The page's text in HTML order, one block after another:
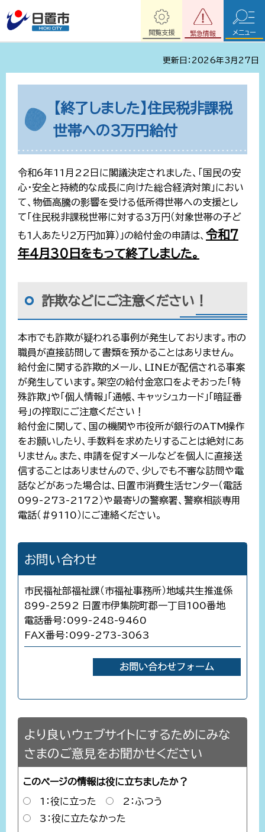
緊急情報
閲覧支援 メニュー
更新日：2026年3月27日
【終了しました】住民税非課税
世帯への3万円給付
令和6年11月22日に閣議決定されました、「国民の安
心・安全と持続的な成長に向けた総合経済対策」におい
て、物価高騰の影響を受ける低所得世帯への支援とし
て「住民税非課税世帯に対する3万円（対象世帯の子ど
も1人あたり2万円加算）」の給付金の申請は、 令和7
年4月30日をもって終了しました。
詐欺などにご注意ください！
本市でも詐欺が疑われる事例が発生しております。市の
職員が直接訪問して書類を預かることはありません。
給付金に関する詐欺的メール、LINEが配信される事案
が発生しています。架空の給付金窓口をよそおった「特
殊詐欺」や「個人情報」「通帳、キャッシュカード」「暗証番
号」の搾取にご注意ください！
給付金に関して、国の機関や市役所が銀行のATM操作
をお願いしたり、手数料を求めたりすることは絶対にあ
りません。また、申請を促すメールなどを個人に直接送
信することはありませんので、少しでも不審な訪問や電
話などがあった場合は、日置市消費生活センター（電話
099-273-2172）や最寄りの警察署、警察相談専用
電話（＃9110）にご連絡ください。
お問い合わせ
市民福祉部福祉課（市福祉事務所）地域共生推進係
899-2592 日置市伊集院町郡一丁目100番地
電話番号：099-248-9460
FAX番号：099-273-3063
より良いウェブサイトにするためにみな
さまのご意見をお聞かせください
このページの情報は役に立ちましたか？
1：役に立った
2：ふつう
3：役に立たなかった